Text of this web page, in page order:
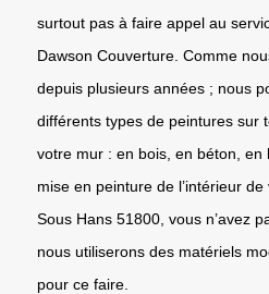
surtout pas à faire appel au
Dawson Couverture. Comme
depuis plusieurs années ; nous
différents types de peintures sur
votre mur : en bois, en béton, en
mise en peinture de l’intérieur
Sous Hans 51800, vous n’avez
nous utiliserons des matériels
pour ce faire.